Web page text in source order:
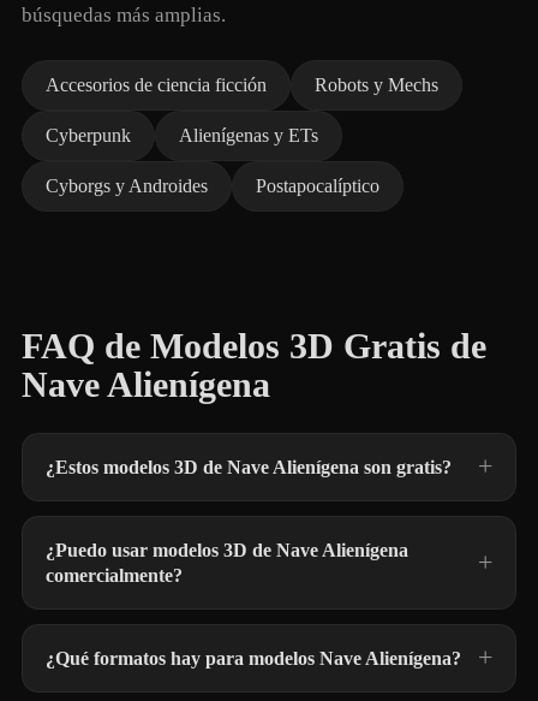
búsquedas más amplias.
Accesorios de ciencia ficción Robots y Mechs
Cyberpunk Alienígenas y ETs
Cyborgs y Androides Postapocalíptico
FAQ de Modelos 3D Gratis de
Nave Alienígena
¿Estos modelos 3D de Nave Alienígena son gratis?
¿Puedo usar modelos 3D de Nave Alienígena
comercialmente?
¿Qué formatos hay para modelos Nave Alienígena?